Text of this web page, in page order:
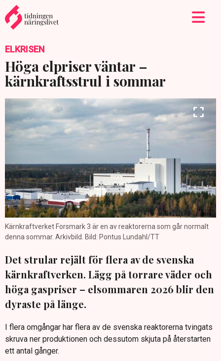
ELKRISEN
Höga elpriser väntar –
kärnkraftsstrul i sommar
Kärnkraftverket Forsmark 3 är en av reaktorerna som går normalt
denna sommar. Arkivbild. Bild: Pontus Lundahl/TT
Det strular rejält för flera av de svenska
kärnkraftverken. Lägg på torrare väder och
höga gaspriser – elsommaren 2026 blir den
dyraste på länge.
I flera omgångar har flera av de svenska reaktorerna tvingats
skruva ner produktionen och dessutom skjuta på återstarten
ett antal gånger.